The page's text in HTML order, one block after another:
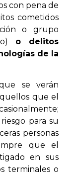
con pena de
cometidos
o grupo
o delitos
de la
se verán
que el
para su
personas
que el
en sus
terminales o